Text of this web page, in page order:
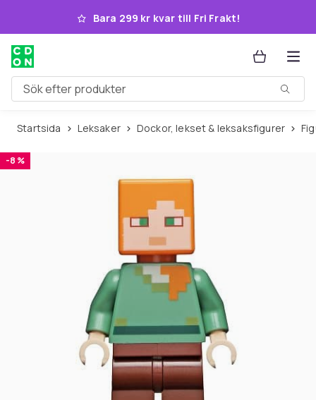
Hoppa till huvudinnehållet
Bara 299 kr kvar till Fri Frakt!
Sök efter produkter
Startsida Leksaker Dockor, lekset & leksaksfigurer
-8 %